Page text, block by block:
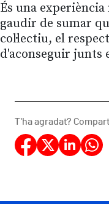
És una
gaudir de sumar
col·lectiu, el
d'aconseguir junts
T'ha agradat?